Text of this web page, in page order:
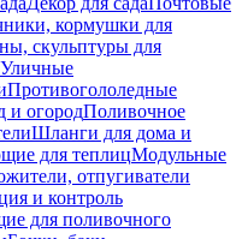
кормушки для
скульптуры для
Уличные
Противогололедные
и огородПоливочное
Шланги для дома и
для теплицМодульные
отпугиватели
и контроль
для поливочного